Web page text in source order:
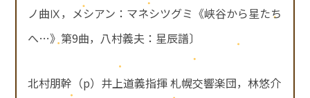
ノ曲Ⅸ，メシアン：マネシツグミ《峡谷から星たち
へ…》第9曲，八村義夫：星辰譜〕
北村朋幹（p）井上道義指揮 札幌交響楽団，林悠介